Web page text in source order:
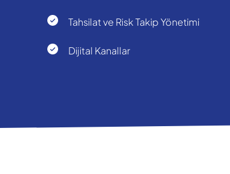
Tahsilat ve Risk Takip Yönetimi
Dijital Kanallar